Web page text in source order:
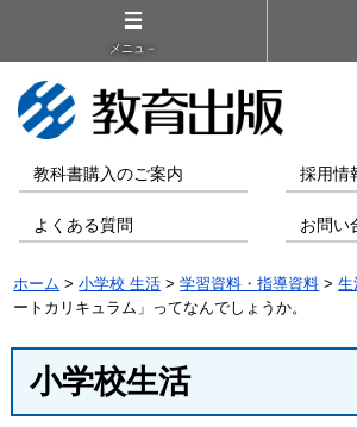
メニュ－
教科書購入のご案内 採用情
よくある質問 お問い
ホーム >小学校 生活 >学習資料・指導資料 >生
ートカリキュラム」ってなんでしょうか。
小学校生活